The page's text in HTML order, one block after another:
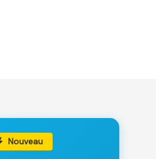
Nouveau